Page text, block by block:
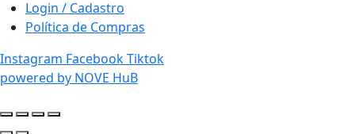
Login / Cadastro
Política de Compras
Instagram FacebookTiktok
powered by NOVE HuB